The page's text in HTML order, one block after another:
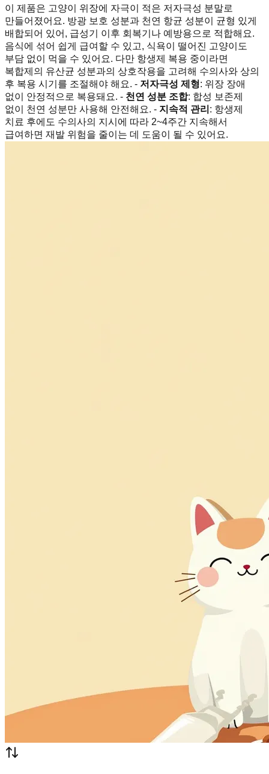
이 제품은 고양이 위장에 자극이 적은 저자극성 분말로
만들어졌어요. 방광 보호 성분과 천연 항균 성분이 균형 있게
배합되어 있어, 급성기 이후 회복기나 예방용으로 적합해요.
음식에 섞어 쉽게 급여할 수 있고, 식욕이 떨어진 고양이도
부담 없이 먹을 수 있어요. 다만 항생제 복용 중이라면
복합제의 유산균 성분과의 상호작용을 고려해 수의사와 상의
후 복용 시기를 조절해야 해요. - 저자극성 제형: 위장 장애
없이 안정적으로 복용돼요. - 천연 성분 조합: 합성 보존제
없이 천연 성분만 사용해 안전해요. - 지속적 관리 : 항생제
치료 후에도 수의사의 지시에 따라 2~4주간 지속해서
급여하면 재발 위험을 줄이는 데 도움이 될 수 있어요.